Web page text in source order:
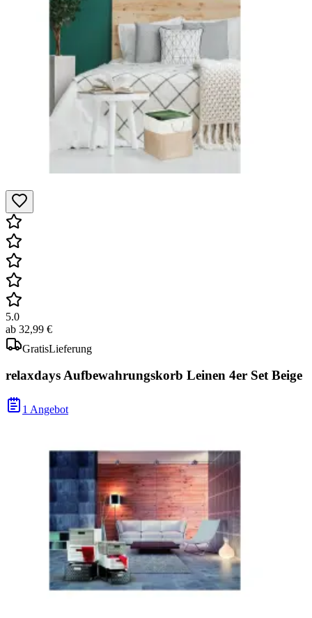
5.0
ab 32,99 €
GratisLieferung
relaxdays Aufbewahrungskorb Leinen 4er Set Beige
1 Angebot